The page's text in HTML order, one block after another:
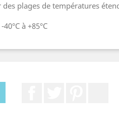
plages de températures
à +85°C